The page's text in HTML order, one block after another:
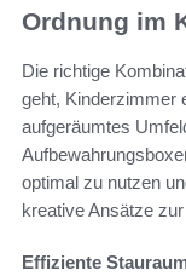
Ordnung im
Die richtige
geht, Kinderzimmer
aufgeräumtes
optimal zu nutzen
kreative Ansätze
Effiziente